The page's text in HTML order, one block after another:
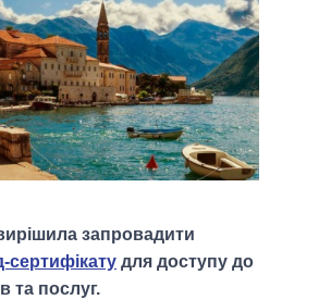
запровадити
сертифікату для доступу до
та послуг.